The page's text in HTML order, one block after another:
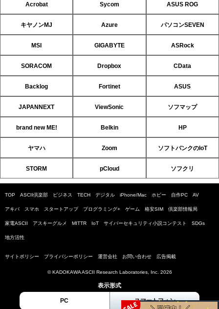
Acrobat Sycom ASUS ROG
キヤノンMJ Azure パソコンSEVEN
MSI GIGABYTE ASRock
SORACOM Dropbox CData
Backlog Fortinet ASUS
JAPANNEXT ViewSonic ソフマップ
brand new ME! Belkin HP
ヤマハ Zoom ソフトバンクのIoT
STORM pCloud ソフクリ
TOP ASCII倶楽部 ビジネス TECH デジタル iPhone/Mac ホビー 自作PC AV
アキバ スマホ スタートアップ プログラミング+ ゲーム 格安SIM 倶楽部情報局
家電ASCII アスキーグルメ MITTR IoT サイバーセキュリティ小説コンテスト SDGs
地方活性
サイトポリシー プライバシーポリシー 運営会社 お問い合わせ 広告掲載
© KADOKAWA ASCII Research Laboratories, Inc. 2026
表示形式
PC スマートフォン